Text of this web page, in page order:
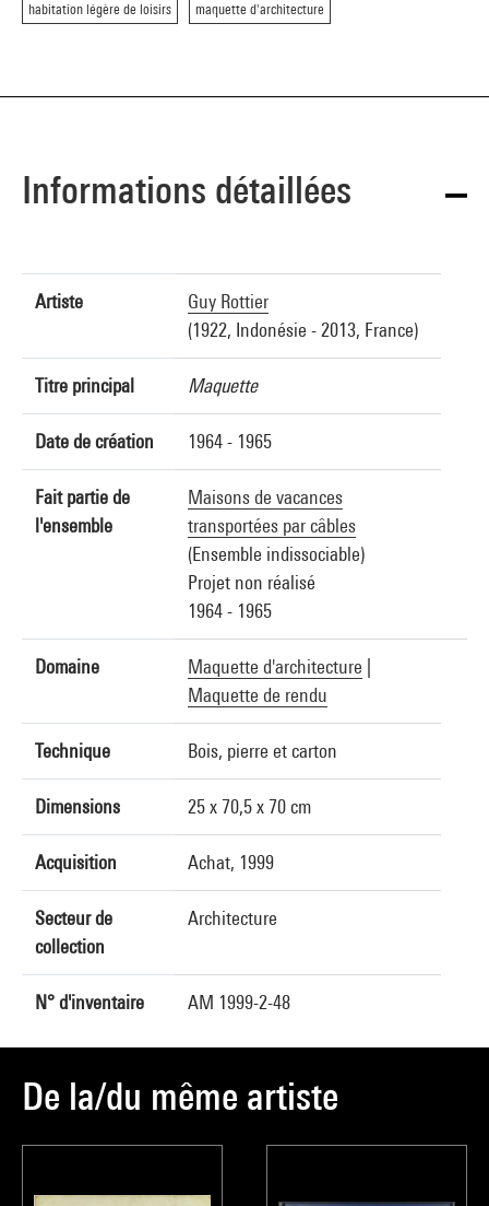
habitation légère de loisirs maquette d'architecture
Informations détaillées
Artiste
Guy Rottier
(1922, Indonésie - 2013, France)
Titre principal Maquette
Date de création 1964 - 1965
Fait partie de
l'ensemble
Maisons de vacances
transportées par câbles
(Ensemble indissociable)
Projet non réalisé
1964 - 1965
Domaine Maquette d'architecture
Maquette de rendu
Technique Bois, pierre et carton
Dimensions 25 x 70,5 x 70 cm
Acquisition Achat, 1999
Secteur de
collection
Architecture
N° d'inventaire AM 1999-2-48
De la/du même artiste